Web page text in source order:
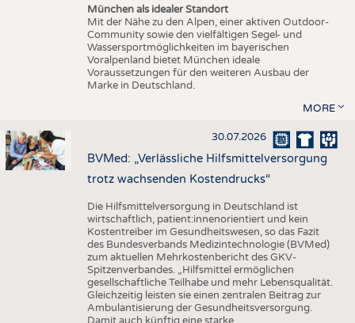
München als idealer Standort
Mit der Nähe zu den Alpen, einer aktiven Outdoor-
Community sowie den vielfältigen Segel- und
Wassersportmöglichkeiten im bayerischen
Voralpenland bietet München ideale
Voraussetzungen für den weiteren Ausbau der
Marke in Deutschland.
MORE
30.07.2026
BVMed: „Verlässliche Hilfsmittelversorgung
trotz wachsenden Kostendrucks“
Die Hilfsmittelversorgung in Deutschland ist
wirtschaftlich, patient:innenorientiert und kein
Kostentreiber im Gesundheitswesen, so das Fazit
des Bundesverbands Medizintechnologie (BVMed)
zum aktuellen Mehrkostenbericht des GKV-
Spitzenverbandes. „Hilfsmittel ermöglichen
gesellschaftliche Teilhabe und mehr Lebensqualität.
Gleichzeitig leisten sie einen zentralen Beitrag zur
Ambulantisierung der Gesundheitsversorgung.
Damit auch künftig eine starke